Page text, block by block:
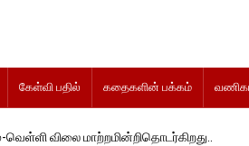
கேள்வி பதில் கதைகளின் பக்கம்